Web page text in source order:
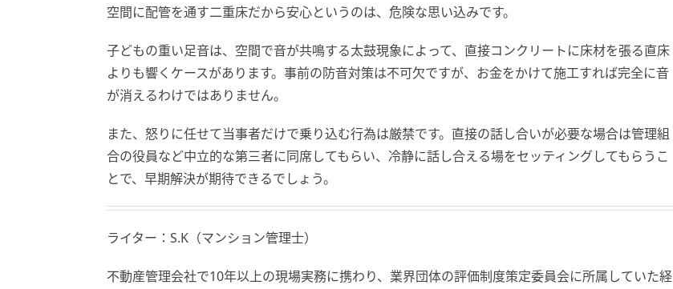
空間に配管を通す二重床だから安心というのは、危険な思い込みです。
子どもの重い足音は、空間で音が共鳴する太鼓現象によって、直接コンクリートに床材を張る直床
よりも響くケースがあります。事前の防音対策は不可欠ですが、お金をかけて施工すれば完全に音
が消えるわけではありません。
また、怒りに任せて当事者だけで乗り込む行為は厳禁です。直接の話し合いが必要な場合は管理組
合の役員など中立的な第三者に同席してもらい、冷静に話し合える場をセッティングしてもらうこ
とで、早期解決が期待できるでしょう。
ライター：S.K（マンション管理士）
不動産管理会社で10年以上の現場実務に携わり、業界団体の評価制度策定委員会に所属していた経